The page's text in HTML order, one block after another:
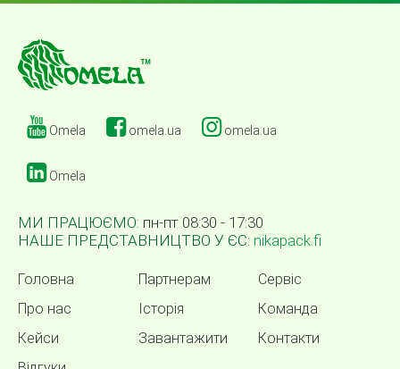
Omela omela.ua omela.ua
Omela
МИ ПРАЦЮЄМО: пн-пт 08:30 - 17:30
НАШЕ ПРЕДСТАВНИЦТВО У ЄС: nikapack.fi
Головна Партнерам
Сервіс
Про нас
Історія
Команда
Кейси
Завантажити
Контакти